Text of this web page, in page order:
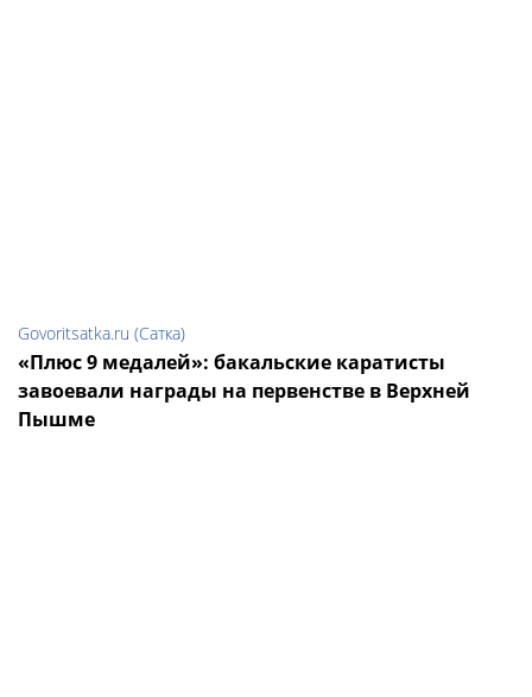
Govoritsatka.ru (Сатка)
«Плюс 9 медалей»: бакальские каратисты
завоевали награды на первенстве в Верхней
Пышме